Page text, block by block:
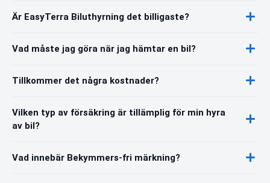
Är EasyTerra Biluthyrning det billigaste?
Vad måste jag göra när jag hämtar en bil?
Tillkommer det några kostnader?
Vilken typ av försäkring är tillämplig för min hyra
av bil?
Vad innebär Bekymmers-fri märkning?